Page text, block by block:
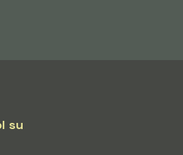
su